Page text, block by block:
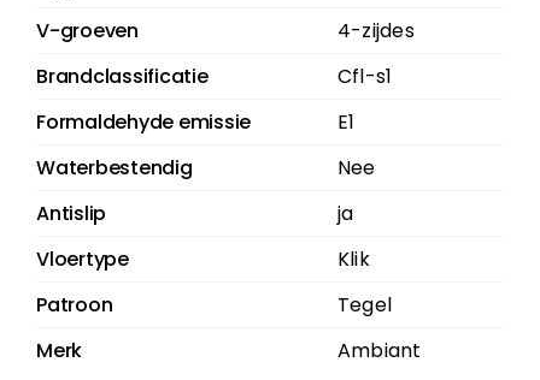
V-groeven
4-zijdes
Brandclassificatie
Cfl-s1
Formaldehyde emissie
E1
Waterbestendig
Nee
Antislip
ja
Vloertype
Klik
Patroon
Tegel
Merk
Ambiant